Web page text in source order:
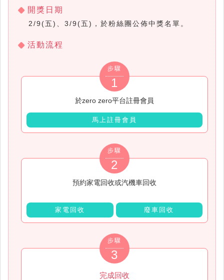
開獎日期
2/9(五)、3/9(五)，於粉絲團公佈中獎名單。
活動流程
步驟
1
於zero zero平台註冊會員
馬上註冊會員
步驟
2
預約家電回收或汽機車回收
家電回收 廢車回收
步驟
3
完成回收